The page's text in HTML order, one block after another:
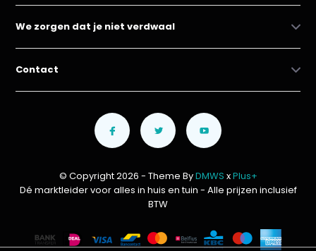
We zorgen dat je niet verdwaal
Contact
© Copyright 2026 - Theme ByDMWS xPlus+
Dé marktleider voor alles in huis en tuin - Alle prijzen inclusief
BTW